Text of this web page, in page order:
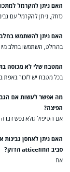
האם ניתן להקרמל
כזחק, ניתן להקרמל עם
האם ניתן להשתמש
בהחלט, השתמשו בחלב
המטבח שלי לא מכוסה
בכל מטבח יש לזכור באפת
מה אפשר לעשות אם
הפיצה?
אם הטיפול גולא נפש
האם ניתן לאחסן גבינות
סביב החוזattice הדוק?
אח